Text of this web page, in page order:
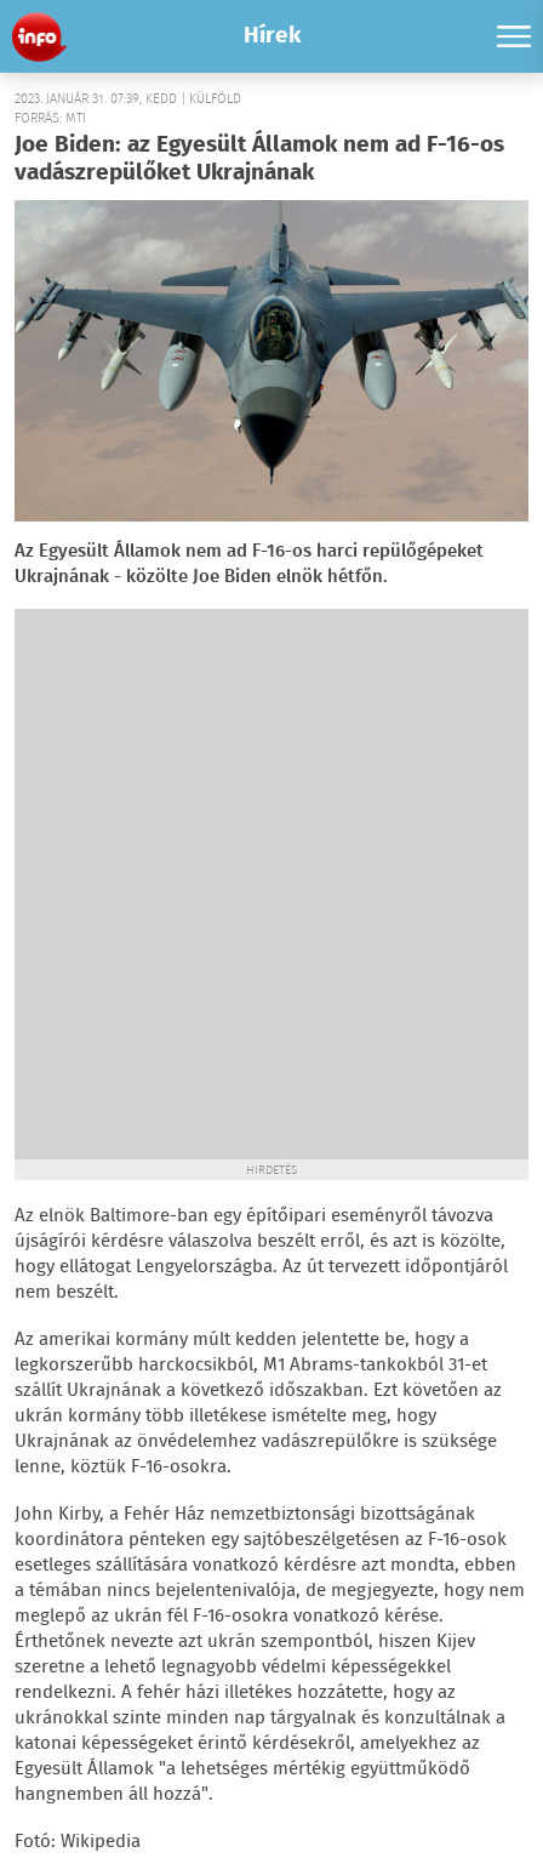
Hírek
2023. JANUÁR 31. 07:39, KEDD | KÜLFÖLD
FORRÁS: MTI
Joe Biden: az Egyesült Államok nem ad F-16-os
vadászrepülőket Ukrajnának
Az Egyesült Államok nem ad F-16-os harci repülőgépeket
Ukrajnának - közölte Joe Biden elnök hétfőn.
HIRDETÉS
Az elnök Baltimore-ban egy építőipari eseményről távozva
újságírói kérdésre válaszolva beszélt erről, és azt is közölte,
hogy ellátogat Lengyelországba. Az út tervezett időpontjáról
nem beszélt.
Az amerikai kormány múlt kedden jelentette be, hogy a
legkorszerűbb harckocsikból, M1 Abrams-tankokból 31-et
szállít Ukrajnának a következő időszakban. Ezt követően az
ukrán kormány több illetékese ismételte meg, hogy
Ukrajnának az önvédelemhez vadászrepülőkre is szüksége
lenne, köztük F-16-osokra.
John Kirby, a Fehér Ház nemzetbiztonsági bizottságának
koordinátora pénteken egy sajtóbeszélgetésen az F-16-osok
esetleges szállítására vonatkozó kérdésre azt mondta, ebben
a témában nincs bejelentenivalója, de megjegyezte, hogy nem
meglepő az ukrán fél F-16-osokra vonatkozó kérése.
Érthetőnek nevezte azt ukrán szempontból, hiszen Kijev
szeretne a lehető legnagyobb védelmi képességekkel
rendelkezni. A fehér házi illetékes hozzátette, hogy az
ukránokkal szinte minden nap tárgyalnak és konzultálnak a
katonai képességeket érintő kérdésekről, amelyekhez az
Egyesült Államok "a lehetséges mértékig együttműködő
hangnemben áll hozzá".
Fotó: Wikipedia